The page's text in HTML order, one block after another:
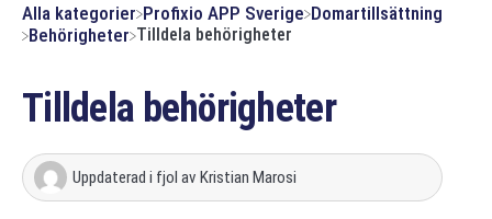
Alla kategorier ​Profixio APP Sverige ​Domartillsättning
​Behörigheter Tilldela behörigheter
Tilldela behörigheter
Uppdaterad i fjol av Kristian Marosi